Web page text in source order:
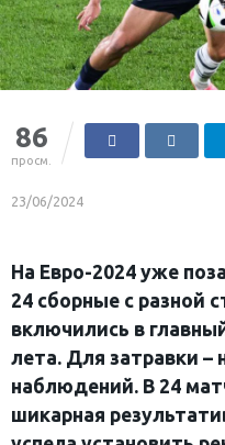
86
просм.
23/06/2024
На Евро-2024 уже
24 сборные с разной
включились в
лета. Для затравки –
наблюдений. В 24
шикарная